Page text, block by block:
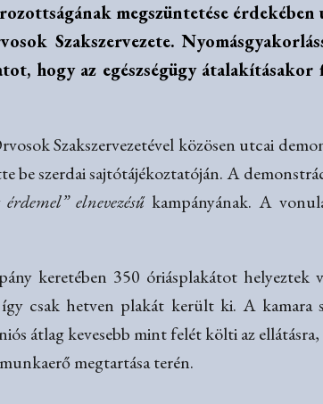
megszüntetése
Szakszervezete.
hogy az egészségügy átalakításakor
Szakszervezetével közösen utcai
be szerdai sajtótájékoztatóján. A
elnevezésű kampányának. A
keretében 350 óriásplakátot helyeztek
csak hetven plakát került ki. A
átlag kevesebb mint felét költi az
megtartása terén.